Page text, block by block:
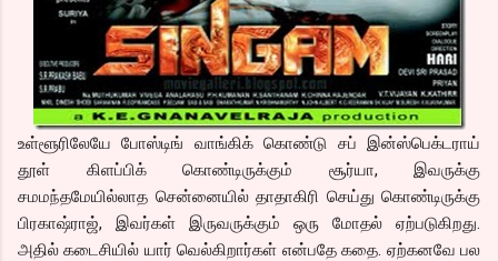
உள்ளூரிலேயே போஸ்டிங் வாங்கிக் கொண்டு சப் இன்ஸ்பெக்டராய்
தூள் கிளப்பிக் கொண்டிருக்கும் சூர்யா, இவருக்கு
சமமந்தமேயில்லாத சென்னையில் தாதாகிரி செய்து கொண்டிருக்கு
பிரகாஷ்ராஜ், இவர்கள் இருவருக்கும் ஒரு மோதல் ஏற்படுகிறது.
அதில் கடைசியில் யார் வெல்கிறார்கள் என்பதே கதை. ஏற்கனவே பல